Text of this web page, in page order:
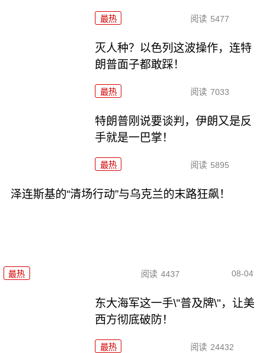
最热 阅读 5477
灭人种？以色列这波操作，连特
朗普面子都敢踩！
最热 阅读 7033
特朗普刚说要谈判，伊朗又是反
手就是一巴掌！
最热 阅读 5895
泽连斯基的“清场行动”与乌克兰的末路狂飙！
最热 阅读 4437 08-04
东大海军这一手\"普及牌\"，让美
西方彻底破防！
最热 阅读 24432